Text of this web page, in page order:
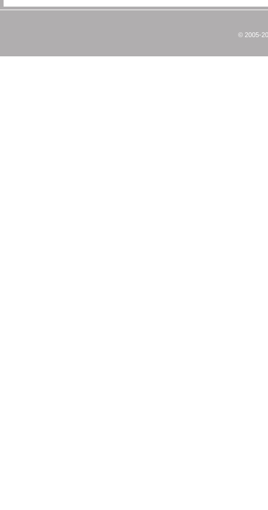
© 2005-